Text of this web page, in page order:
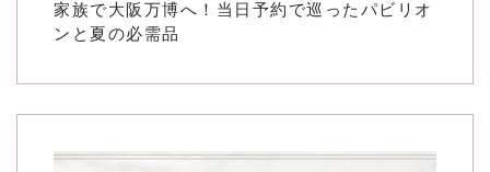
家族で大阪万博へ！当日予約で巡ったパビリオ
ンと夏の必需品